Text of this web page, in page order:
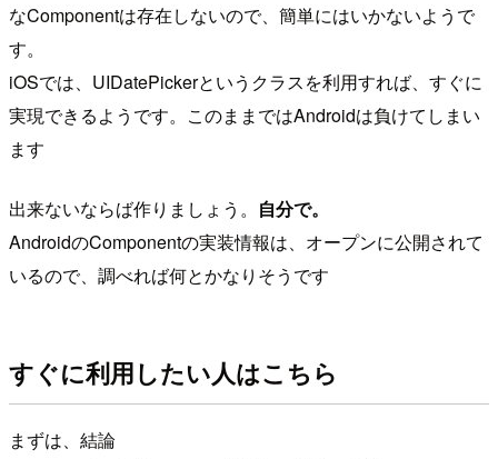
なComponentは存在しないので、簡単にはいかないようで
す。
iOSでは、UIDatePickerというクラスを利用すれば、すぐに
実現できるようです。このままではAndroidは負けてしまい
ます
出来ないならば作りましょう。 自分で。
AndroidのComponentの実装情報は、オープンに公開されて
いるので、調べれば何とかなりそうです
すぐに利用したい人はこちら
まずは、結論